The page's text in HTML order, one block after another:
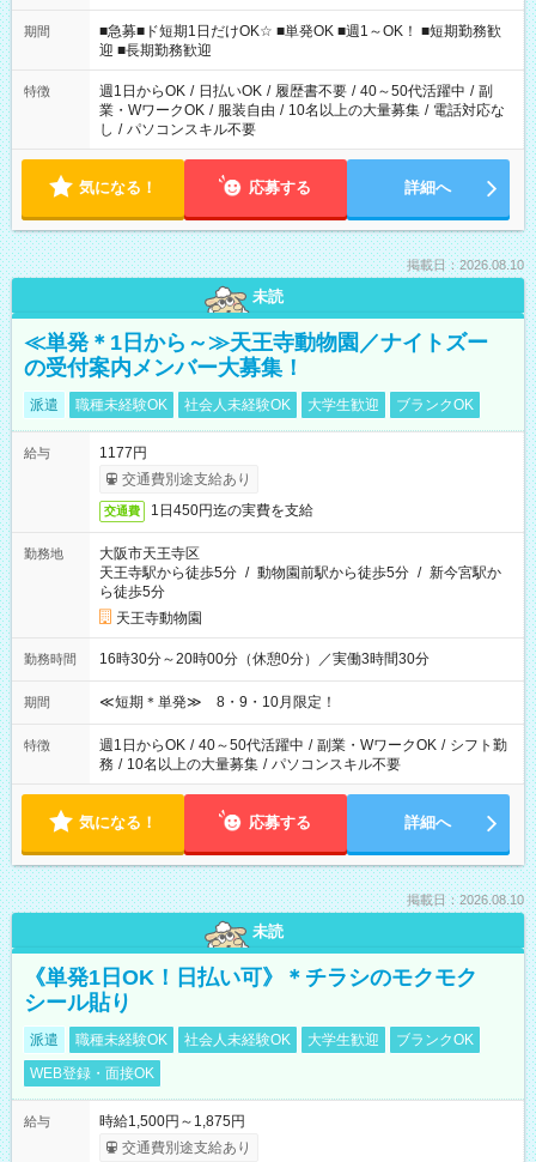
わせて働けるお仕事です(*^^*) 【その他選べる勤務時間】 8-17
時/9-17時/9-18時/10-18時/11-21時/18-22時/20-翌4時/21-翌5
時/22-翌6時/0-翌8時 ご自身のご都合で選んで頂ける完全自由シ
フト！
期間
■急募■ド短期1日だけOK☆ ■単発OK ■週1～OK！ ■短期勤務歓
迎 ■長期勤務歓迎
特徴 週1日からOK / 日払いOK / 履歴書不要 / 40～50代活躍中 / 副
業・WワークOK / 服装自由 / 10名以上の大量募集 / 電話対応な
し / パソコンスキル不要
気になる！ 応募する 詳細へ
掲載日：2026.08.10
未読
≪単発＊1日から～≫天王寺動物園／ナイトズー
の受付案内メンバー大募集！
派遣 職種未経験OK 社会人未経験OK 大学生歓迎 ブランクOK
給与
1177円
交通費別途支給あり
交通費 1日450円迄の実費を支給
勤務地
大阪市天王寺区
天王寺駅から徒歩5分 / 動物園前駅から徒歩5分 / 新今宮駅か
ら徒歩5分
天王寺動物園
勤務時間 16時30分～20時00分（休憩0分）／実働3時間30分
期間 ≪短期＊単発≫ 8・9・10月限定！
特徴 週1日からOK / 40～50代活躍中 / 副業・WワークOK / シフト勤
務 / 10名以上の大量募集 / パソコンスキル不要
気になる！ 応募する 詳細へ
掲載日：2026.08.10
未読
《単発1日OK！日払い可》＊チラシのモクモク
シール貼り
派遣 職種未経験OK 社会人未経験OK 大学生歓迎
ブランクOK
WEB登録・面接OK
給与
時給1,500円～1,875円
交通費別途支給あり